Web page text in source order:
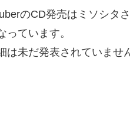
のCD発売はミソシタ
っています。
は未だ発表されていませ